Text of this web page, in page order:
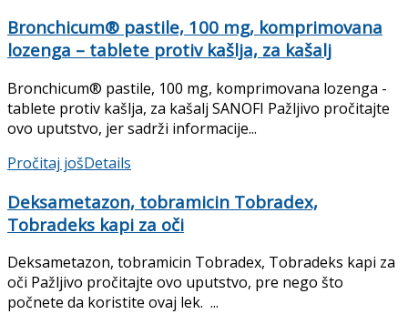
Bronchicum® pastile, 100 mg, komprimovana
lozenga – tablete protiv kašlja, za kašalj
Bronchicum® pastile, 100 mg, komprimovana lozenga -
tablete protiv kašlja, za kašalj SANOFI Pažljivo pročitajte
ovo uputstvo, jer sadrži informacije...
Pročitaj jošDetails
Deksametazon, tobramicin Tobradex,
Tobradeks kapi za oči
Deksametazon, tobramicin Tobradex, Tobradeks kapi za
oči Pažljivo pročitajte ovo uputstvo, pre nego što
počnete da koristite ovaj lek. ...